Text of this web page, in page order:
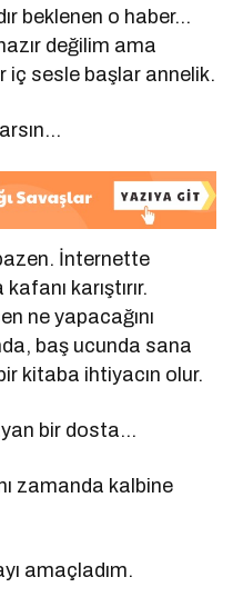
beklenen o haber…
değilim ama
iç sesle başlar annelik.
İnternette
karıştırır.
ne yapacağını
baş ucunda sana
kitaba ihtiyacın olur.
bir dosta…
zamanda kalbine
amaçladım.